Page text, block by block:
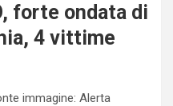
forte ondata di
4 vittime